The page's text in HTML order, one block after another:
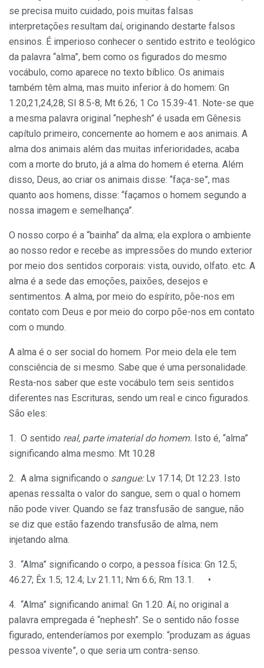
se precisa muito cuidado, pois muitas falsas
interpretações resultam daí, originando destarte falsos
ensinos. É imperioso conhecer o sentido estrito e teológico
da palavra “alma”, bem como os fi­gurados do mesmo
vocábulo, como aparece no texto bíblico. Os animais
também têm alma, mas muito inferior à do homem: Gn
1.20,21,24,28; SI 8.5-8; Mt 6.26; 1 Co 15.39-41. Note-se que
a mesma palavra original “nephesh” é usada em Gênesis
capítulo primeiro, concernente ao homem e aos animais. A
alma dos animais além das muitas inferioridades, acaba
com a morte do bruto, já a alma do homem é eterna. Além
disso, Deus, ao criar os animais disse: “faça-se”, mas
quanto aos homens, disse: “faça­mos o homem segundo a
nossa imagem e semelhança”.
O nosso corpo é a “bainha” da alma; ela explora o ambiente
ao nosso redor e recebe as impressões do mundo exterior
por meio dos sentidos corporais: vista, ouvido, olfato. etc. A
alma é a sede das emoções, paixões, desejos e
sentimentos. A alma, por meio do espírito, põe-nos em
contato com Deus e por meio do corpo põe-nos em contato
com o mundo.
A alma é o ser social do homem. Por meio dela ele tem
consciência de si mesmo. Sabe que é uma personalidade.
Resta-nos saber que este vocábulo tem seis sentidos
diferentes nas Escrituras, sendo um real e cinco figurados.
São eles:
1. O sentido real, parte imaterial do homem. Isto é, “alma”
significando alma mesmo: Mt 10.28
2. A alma significando o sangue: Lv 17.14; Dt 12.23. Isto
apenas ressalta o valor do sangue, sem o qual o homem
não pode viver. Quando se faz transfusão de sangue, não
se diz que estão fazendo transfusão de alma, nem
injetando alma.
3. “Alma” significando o corpo, a pessoa física: Gn 12.5;
46.27; Êx 1.5; 12.4; Lv 21.11; Nm 6.6; Rm 13.1. •
4. “Alma” significando animal: Gn 1.20. Aí, no original a
palavra empregada é “nephesh”. Se o sentido não fosse
figurado, entenderíamos por exemplo: “produzam as águas
pessoa vivente”, o que seria um contra-senso.